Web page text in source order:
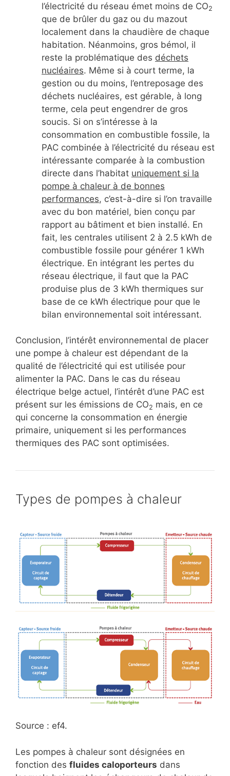
l’électricité du réseau émet moins de CO2
que de brûler du gaz ou du mazout
localement dans la chaudière de chaque
habitation. Néanmoins, gros bémol, il
reste la problématique des déchets
nucléaires. Même si à court terme, la
gestion ou du moins, l’entreposage des
déchets nucléaires, est gérable, à long
terme, cela peut engendrer de gros
soucis. Si on s’intéresse à la
consommation en combustible fossile, la
PAC combinée à l’électricité du réseau est
intéressante comparée à la combustion
directe dans l’habitat uniquement si la
pompe à chaleur à de bonnes
performances, c’est-à-dire si l’on travaille
avec du bon matériel, bien conçu par
rapport au bâtiment et bien installé. En
fait, les centrales utilisent 2 à 2.5 kWh de
combustible fossile pour générer 1 kWh
électrique. En intégrant les pertes du
réseau électrique, il faut que la PAC
produise plus de 3 kWh thermiques sur
base de ce kWh électrique pour que le
bilan environnemental soit intéressant.
Conclusion, l’intérêt environnemental de placer
une pompe à chaleur est dépendant de la
qualité de l’électricité qui est utilisée pour
alimenter la PAC. Dans le cas du réseau
électrique belge actuel, l’intérêt d’une PAC est
présent sur les émissions de CO2 mais, en ce
qui concerne la consommation en énergie
primaire, uniquement si les performances
thermiques des PAC sont optimisées.
Types de pompes à chaleur
Source : ef4.
Les pompes à chaleur sont désignées en
fonction des fluides caloporteurs dans